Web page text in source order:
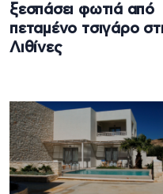
ξεσπάσει φωτιά από
πεταμένο τσιγάρο
Λιθίνες